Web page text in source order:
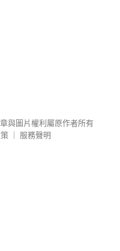
與圖片權利屬原作者所有
服務聲明